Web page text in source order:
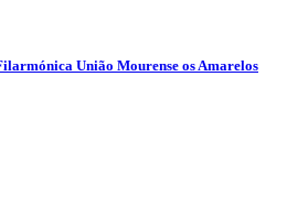
União Mourense os Amarelos